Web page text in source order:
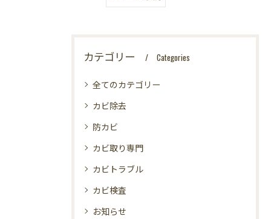
カテゴリー Categories
全てのカテゴリー
カビ除去
防カビ
カビ取り専門
カビトラブル
カビ検査
お知らせ